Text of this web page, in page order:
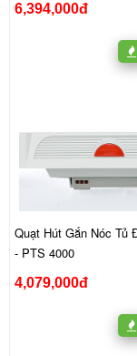
6,394,000đ
Quạt Hút Gắn Nóc Tủ
- PTS 4000
4,079,000đ